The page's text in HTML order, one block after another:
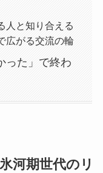
人と知り合える
広がる交流の輪
った」で終わ
河期世代のリ